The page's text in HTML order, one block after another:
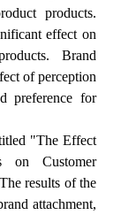
products.
effect on
Brand
of perception
preference for
"The Effect
on Customer
results of the
attachment,